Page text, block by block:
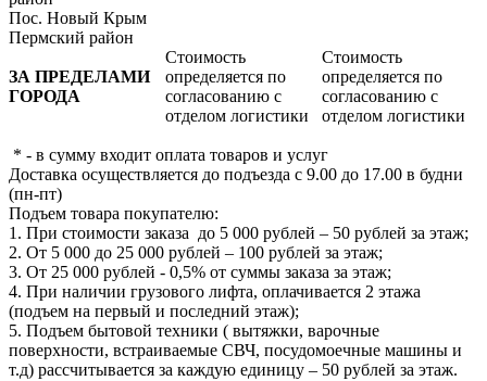
Пос. Новый Крым
Пермский район
ЗА ПРЕДЕЛАМИ
ГОРОДА
Стоимость
определяется по
согласованию с
отделом логистики
Стоимость
определяется по
согласованию с
отделом логистики
* - в сумму входит оплата товаров и услуг
Доставка осуществляется до подъезда с 9.00 до 17.00 в будни
(пн-пт)
Подъем товара покупателю:
1. При стоимости заказа до 5 000 рублей – 50 рублей за этаж;
2. От 5 000 до 25 000 рублей – 100 рублей за этаж;
3. От 25 000 рублей - 0,5% от суммы заказа за этаж;
4. При наличии грузового лифта, оплачивается 2 этажа
(подъем на первый и последний этаж);
5. Подъем бытовой техники ( вытяжки, варочные
поверхности, встраиваемые СВЧ, посудомоечные машины и
т.д) рассчитывается за каждую единицу – 50 рублей за этаж.